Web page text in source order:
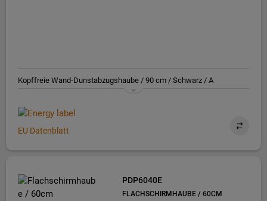
Kopffreie Wand-Dunstabzugshaube / 90 cm / Schwarz / A
EU Datenblatt
PDP6040E
FLACHSCHIRMHAUBE / 60CM